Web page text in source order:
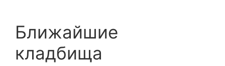
Ближайшие
кладбища